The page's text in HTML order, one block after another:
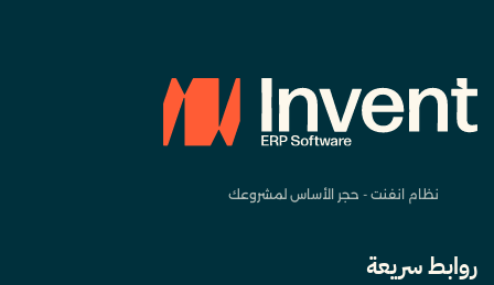
نظام انفنت - حجر الأساس لمشروعك
روابط سريعة